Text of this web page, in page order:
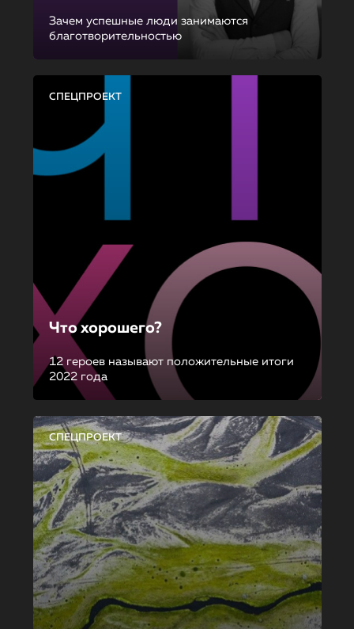
Зачем успешные люди занимаются
благотворительностью
СПЕЦПРОЕКТ
Что хорошего?
12 героев называют положительные итоги
2022 года
СПЕЦПРОЕКТ